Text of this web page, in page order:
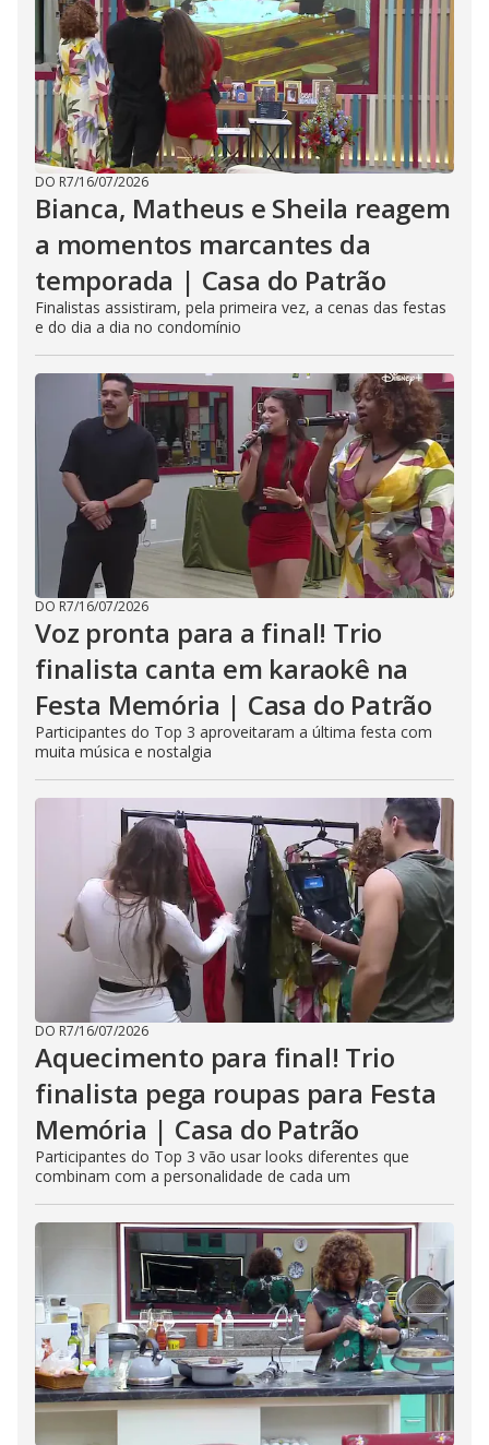
DO R7/16/07/2026
Bianca, Matheus e Sheila reagem
a momentos marcantes da
temporada | Casa do Patrão
Finalistas assistiram, pela primeira vez, a cenas das festas
e do dia a dia no condomínio
DO R7/16/07/2026
Voz pronta para a final! Trio
finalista canta em karaokê na
Festa Memória | Casa do Patrão
Participantes do Top 3 aproveitaram a última festa com
muita música e nostalgia
DO R7/16/07/2026
Aquecimento para final! Trio
finalista pega roupas para Festa
Memória | Casa do Patrão
Participantes do Top 3 vão usar looks diferentes que
combinam com a personalidade de cada um